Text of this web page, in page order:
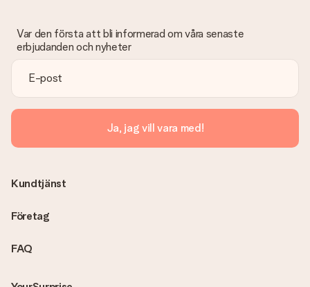
Var den första att bli informerad om våra senaste
erbjudanden och nyheter
Ja, jag vill vara med!
FAQ
Kundtjänst
Företag